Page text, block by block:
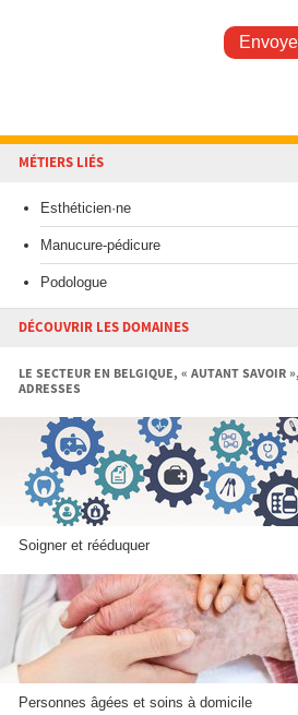
MÉTIERS LIÉS
Esthéticien·ne
Manucure-pédicure
Podologue
DÉCOUVRIR LES DOMAINES
LE SECTEUR EN BELGIQUE, « AUTANT SAVOIR
ADRESSES
Soigner et rééduquer
Personnes âgées et soins à domicile